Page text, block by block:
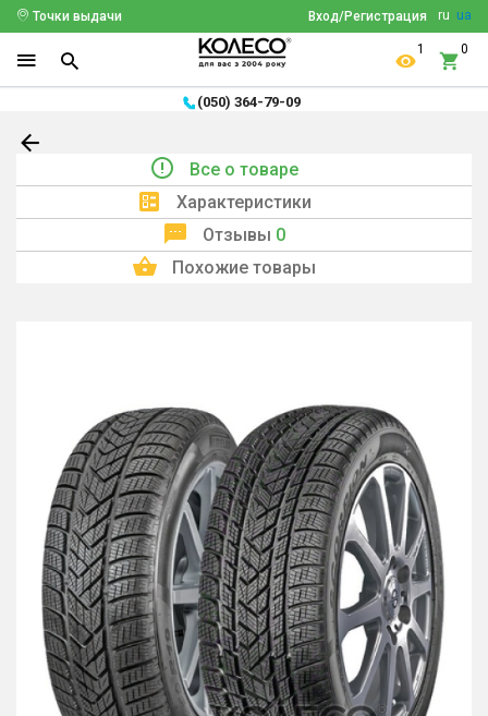
ru ua
Вход/Регистрация
Точки выдачи
1 0
(050) 364-79-09
Все о товаре
Характеристики
Отзывы 0
Похожие товары